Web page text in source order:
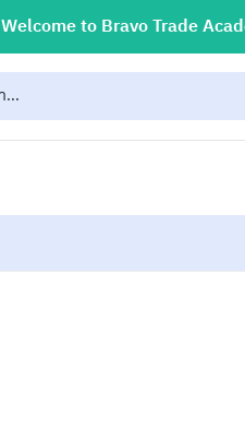
Welcome to Bravo Trade